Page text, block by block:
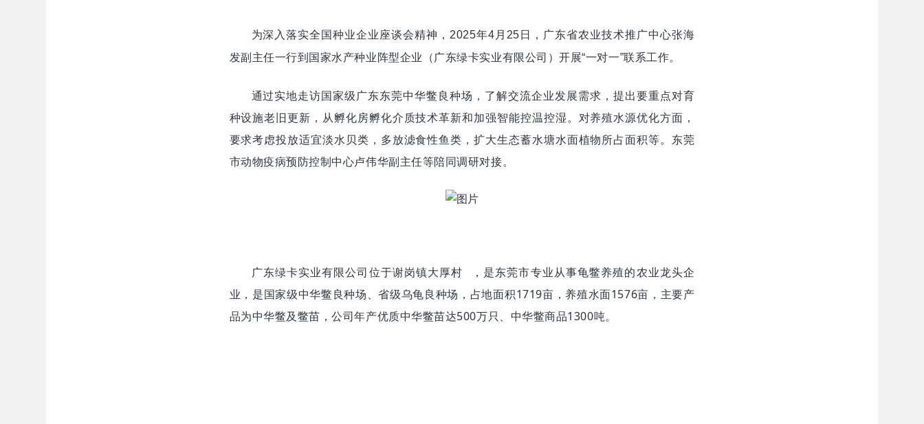
为深入落实全国种业企业座谈会精神，2025年4月25日，广东省农业技术推广中心张海
发副主任一行到国家水产种业阵型企业（广东绿卡实业有限公司 ）开展“一对一”联系工作。
通过实地走访国家级广东东莞中华鳖良种场，了解交流企业发展需求，提出要重点对育
种设施老旧更新，从孵化房孵化介质技术革新和加强智能控温控湿。对养殖水源优化方面，
要求考虑投放适宜淡水贝类，多放滤食性鱼类，扩大生态蓄水塘水面植物所占面积等。东莞
市动物疫病预防控制中心卢伟华副主任等陪同调研对接。
广东绿卡实业有限公司位于谢岗镇大厚村
，是东莞市专业从事龟鳖养殖的农业龙头企
业，是国家级中华鳖良种场、省级乌龟良种场，占地面积1719亩，养殖水面1576亩，主要产
品为中华鳖及鳖苗，公司年产优质中华鳖苗达500万只、中华鳖商品1300吨。